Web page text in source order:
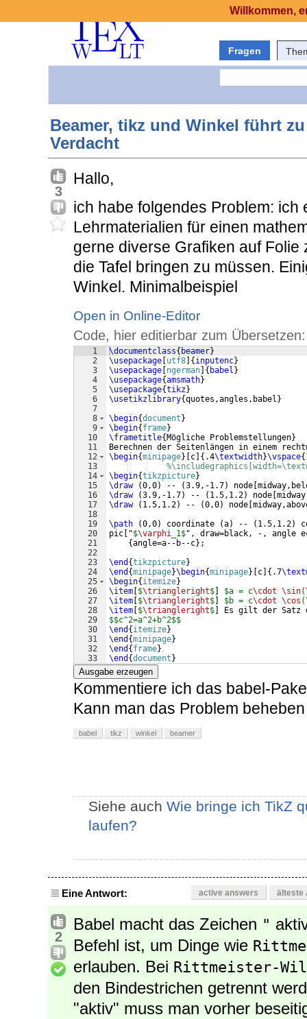
Fragen
Beamer, tikz und Winkel führt
Verdacht
3
Hallo,
ich habe folgendes Problem: ich
Lehrmaterialien für einen
gerne diverse Grafiken auf
die Tafel bringen zu müssen.
Winkel. Minimalbeispiel
Open in Online-Editor
Code, hier editierbar zum Übersetzen:
1
2
3
4
5
6
7
8
9
10
11
12
13
14
15
16
17
18
19
20
21
22
23
24
25
26
27
28
29
30
31
32
33
\documentclass{ beamer}
\usepackage utf8 { inputenc}
\usepackage ngerman { babel }
\usepackage{amsmath}
\usepackage{tikz}
\usetikzlibrary{quotes,angles,babel }
\begin{document }
\begin{ frame}
\frametitle{ Mögliche Problemstellungen}
Berechnen der Seitenlängen in einem
\begin{minipage} c { .4\textwidth}\vspace{
\begin{tikzpicture}
\draw
(0,0) -- (3.9,-1.7) node
\draw
(3.9,-1.7) -- ( 1.5,1.2) node
\draw
( 1.5,1.2) -- (0,0) node
\path
(0,0) coordinate (a) -- ( 1.5,1.2)
pic
"$\varphi _1$", draw=black, -, angle
{angle=a--b--c} ;
\end {tikzpicture}
\end {minipage}\begin{minipage} c { .7
\begin{ itemize}
\item $\triangleright$ $a = c\cdot \sin(
\item $\triangleright$ $b = c\cdot \cos (
\item $\triangleright$
Es gilt der Satz
$$c^2=a^2+b^2$$
\end { itemize}
\end {minipage}
\end { frame}
\end {document }
Ausgabe erzeugen
Kommentiere ich das babel-
Kann man das Problem
babel tikz winkel beamer
Siehe auch Wie bringe ich TikZ
laufen?
Eine Antwort: active answers älteste
2
Babel macht das Zeichen "
Befehl ist, um Dinge wie
erlauben. Bei Rittmeister-
den Bindestrichen getrennt
"aktiv" muss man vorher
Willkommen,